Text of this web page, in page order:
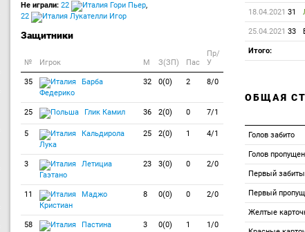
Не играли: 22 Гори Пьер,
22
Лукателли Игор
Защитники
№ Игрок M З(ЗП) Пас
Пр/
У
35
Барба
Федерико
32 0(0) 2 8/0
25 Глик Камил 36 2(0) 0 7/1
5
Кальдирола
Лука
25 2(0) 1 4/1
3
Летициа
Гаэтано
23 3(0) 0 2/0
11
Маджо
Кристиан
8 0(0) 0 2/0
58
Пастина
3 0(0) 1 1/0
18.04.2021 31
25.04.2021 33
Итого:
ОБЩАЯ
Голов забито
Голов
Первый
Первый
Желтые